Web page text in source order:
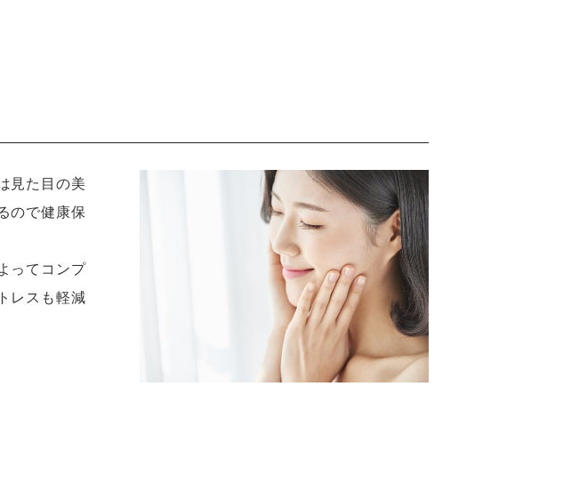
見た目の美
ので健康保
ってコンプ
レスも軽減